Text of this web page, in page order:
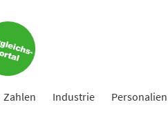
Zahlen Industrie Personalien